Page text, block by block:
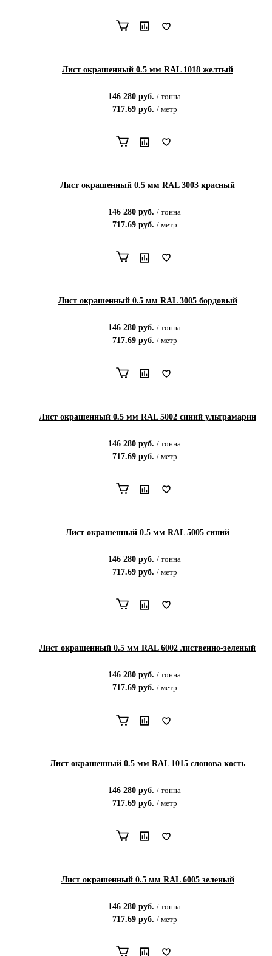
Лист окрашенный 0.5 мм RAL 1018 желтый
146 280 руб. / тонна
717.69руб. / метр
Лист окрашенный 0.5 мм RAL 3003 красный
146 280 руб. / тонна
717.69руб. / метр
Лист окрашенный 0.5 мм RAL 3005 бордовый
146 280 руб. / тонна
717.69руб. / метр
Лист окрашенный 0.5 мм RAL 5002 синий ультрамарин
146 280 руб. / тонна
717.69руб. / метр
Лист окрашенный 0.5 мм RAL 5005 синий
146 280 руб. / тонна
717.69руб. / метр
Лист окрашенный 0.5 мм RAL 6002 лиственно-зеленый
146 280 руб. / тонна
717.69руб. / метр
Лист окрашенный 0.5 мм RAL 1015 слонова кость
146 280 руб. / тонна
717.69руб. / метр
Лист окрашенный 0.5 мм RAL 6005 зеленый
146 280 руб. / тонна
717.69руб. / метр